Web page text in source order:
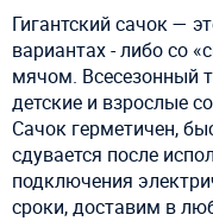
Гигантский сачок —
вариантах - либо со
мячом. Всесезонный
детские и взрослые
Сачок герметичен,
сдувается после
подключения
сроки, доставим в